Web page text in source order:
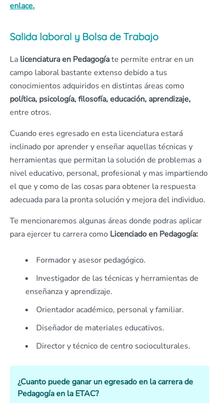
enlace.
Salida laboral y Bolsa de Trabajo
La licenciatura en Pedagogíate permite entrar en un
campo laboral bastante extenso debido a tus
conocimientos adquiridos en distintas áreas como
política, psicología, filosofía, educación, aprendizaje,
entre otros.
Cuando eres egresado en esta licenciatura estará
inclinado por aprender y enseñar aquellas técnicas y
herramientas que permitan la solución de problemas a
nivel educativo, personal, profesional y mas impartiendo
el que y como de las cosas para obtener la respuesta
adecuada para la pronta solución y mejora del individuo.
Te mencionaremos algunas áreas donde podras aplicar
para ejercer tu carrera como Licenciado en Pedagogía:
Formador y asesor pedagógico.
Investigador de las técnicas y herramientas de
enseñanza y aprendizaje.
Orientador académico, personal y familiar.
Diseñador de materiales educativos.
Director y técnico de centro socioculturales.
¿Cuanto puede ganar un egresado en la carrera de
Pedagogía en la ETAC?